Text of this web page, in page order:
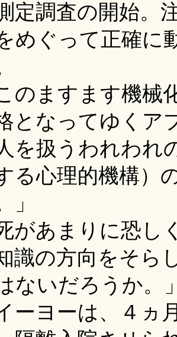
定調査の開始。
めぐって正確に
このますます機
となってゆくア
を扱うわれわれ
る心理的機構）
」
死があまりに恐
識の方向をそら
ないだろうか。
ーヨーは、４ヵ